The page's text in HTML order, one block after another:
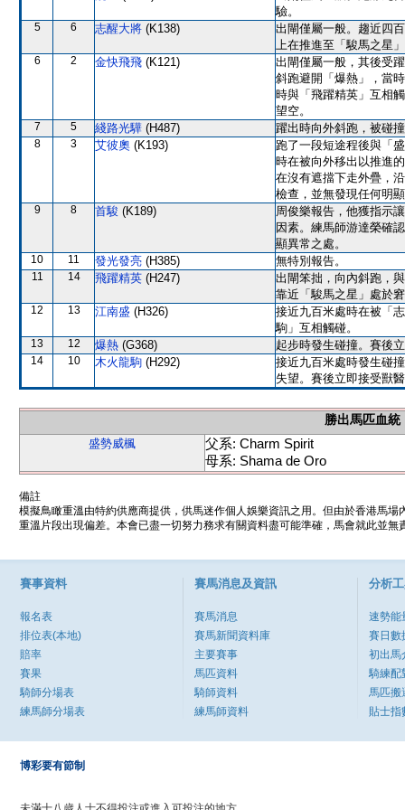
驗。
5 6 志醒大將 (K138)
出閘僅屬一般。趨近四
上在推進至「駿馬之星
6 2 金快飛飛 (K121)
出閘僅屬一般，其後受
斜跑避開「爆熱」，當
時與「飛躍精英」互相
望空。
7 5 綫路光驊 (H487) 躍出時向外斜跑，被碰
8 3 艾彼奧 (K193)
跑了一段短途程後與「
時在被向外移出以推進
在沒有遮擋下走外疊，
檢查，並無發現任何明
9 8 首駿 (K189)
周俊樂報告，他獲指示
因素。練馬師游達榮確
顯異常之處。
10 11 發光發亮 (H385) 無特別報告。
11 14 飛躍精英 (H247)
出閘笨拙，向內斜跑，
靠近「駿馬之星」處於
12 13 江南盛 (H326)
接近九百米處時在被「
駒」互相觸碰。
13 12 爆熱 (G368) 起步時發生碰撞。賽後
14 10 木火龍駒 (H292)
接近九百米處時發生碰
失望。賽後立即接受獸
勝出馬匹血統
盛勢威楓
父系: Charm Spirit
母系: Shama de Oro
備註
模擬鳥瞰重溫由特約供應商提供，供馬迷作個人娛樂資訊之用。但由於香港馬
重溫片段出現偏差。本會已盡一切努力務求有關資料盡可能準確，馬會就此並
賽事資料
報名表
排位表(本地)
賠率
賽果
騎師分場表
練馬師分場表
賽馬消息及資訊
賽馬消息
賽馬新聞資料庫
主要賽事
馬匹資料
騎師資料
練馬師資料
分析
速勢能
賽日數
初出馬
騎練配
馬匹搬
貼士指
博彩要有節制